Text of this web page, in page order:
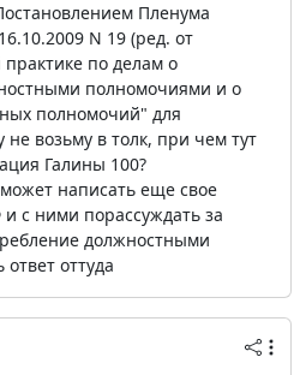
Пленума
N 19 (ред. от
по делам о
полномочиями и о
полномочий" для
не возьму в толк, при чем тут
Галины 100?
написать еще свое
с ними порассуждать за
должностными
оттуда